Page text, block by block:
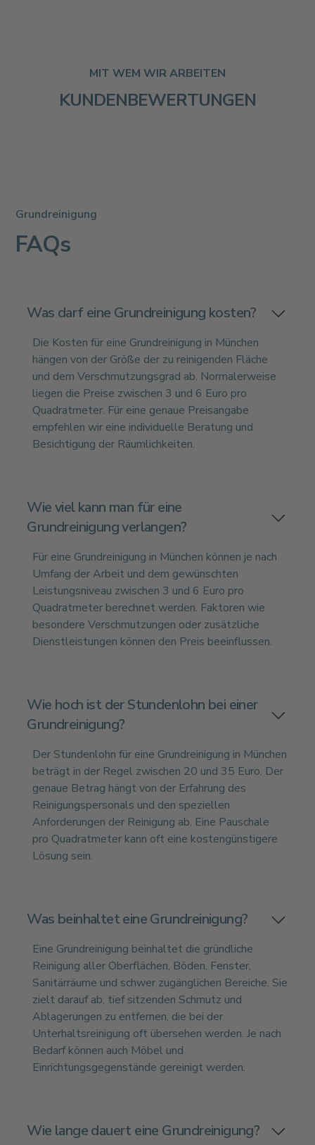
MIT WEM WIR ARBEITEN
KUNDENBEWERTUNGEN
Grundreinigung
FAQs
Was darf eine Grundreinigung kosten?
Die Kosten für eine Grundreinigung in München
hängen von der Größe der zu reinigenden Fläche
und dem Verschmutzungsgrad ab. Normalerweise
liegen die Preise zwischen 3 und 6 Euro pro
Quadratmeter. Für eine genaue Preisangabe
empfehlen wir eine individuelle Beratung und
Besichtigung der Räumlichkeiten.
Wie viel kann man für eine
Grundreinigung verlangen?
Für eine Grundreinigung in München können je nach
Umfang der Arbeit und dem gewünschten
Leistungsniveau zwischen 3 und 6 Euro pro
Quadratmeter berechnet werden. Faktoren wie
besondere Verschmutzungen oder zusätzliche
Dienstleistungen können den Preis beeinflussen.
Wie hoch ist der Stundenlohn bei einer
Grundreinigung?
Der Stundenlohn für eine Grundreinigung in München
beträgt in der Regel zwischen 20 und 35 Euro. Der
genaue Betrag hängt von der Erfahrung des
Reinigungspersonals und den speziellen
Anforderungen der Reinigung ab. Eine Pauschale
pro Quadratmeter kann oft eine kostengünstigere
Lösung sein.
Was beinhaltet eine Grundreinigung?
Eine Grundreinigung beinhaltet die gründliche
Reinigung aller Oberflächen, Böden, Fenster,
Sanitärräume und schwer zugänglichen Bereiche. Sie
zielt darauf ab, tief sitzenden Schmutz und
Ablagerungen zu entfernen, die bei der
Unterhaltsreinigung oft übersehen werden. Je nach
Bedarf können auch Möbel und
Einrichtungsgegenstände gereinigt werden.
Wie lange dauert eine Grundreinigung?